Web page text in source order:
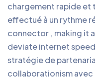
chargement rapide et
effectué à un rythme
connector , making it
deviate internet
stratégie de
collaborationism avec